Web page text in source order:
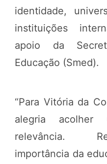
identidade,
instituições
apoio da
Educação (Smed).
“Para Vitória da
alegria acolher
relevância.
importância da